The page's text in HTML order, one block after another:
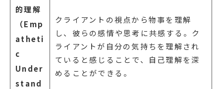
的理解
（Emp
atheti
c
Under
stand
クライアントの視点から物事を理解
し、彼らの感情や思考に共感する。ク
ライアントが自分の気持ちを理解され
ていると感じることで、自己理解を深
めることができる。